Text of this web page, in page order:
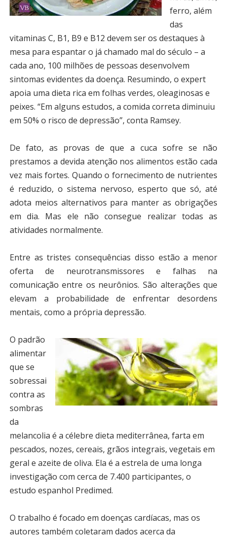
ferro, além
das
vitaminas C, B1, B9 e B12 devem ser os destaques à
mesa para espantar o já chamado mal do século – a
cada ano, 100 milhões de pessoas desenvolvem
sintomas evidentes da doença. Resumindo, o expert
apoia uma dieta rica em folhas verdes, oleaginosas e
peixes. “Em alguns estudos, a comida correta diminuiu
em 50% o risco de depressão”, conta Ramsey.
De fato, as provas de que a cuca sofre se não
prestamos a devida atenção nos alimentos estão cada
vez mais fortes. Quando o fornecimento de nutrientes
é reduzido, o sistema nervoso, esperto que só, até
adota meios alternativos para manter as obrigações
em dia. Mas ele não consegue realizar todas as
atividades normalmente.
Entre as tristes consequências disso estão a menor
oferta de neurotransmissores e falhas na
comunicação entre os neurônios. São alterações que
elevam a probabilidade de enfrentar desordens
mentais, como a própria depressão.
O padrão
alimentar
que se
sobressai
contra as
sombras
da
melancolia é a célebre dieta mediterrânea, farta em
pescados, nozes, cereais, grãos integrais, vegetais em
geral e azeite de oliva. Ela é a estrela de uma longa
investigação com cerca de 7.400 participantes, o
estudo espanhol Predimed.
O trabalho é focado em doenças cardíacas, mas os
autores também coletaram dados acerca da